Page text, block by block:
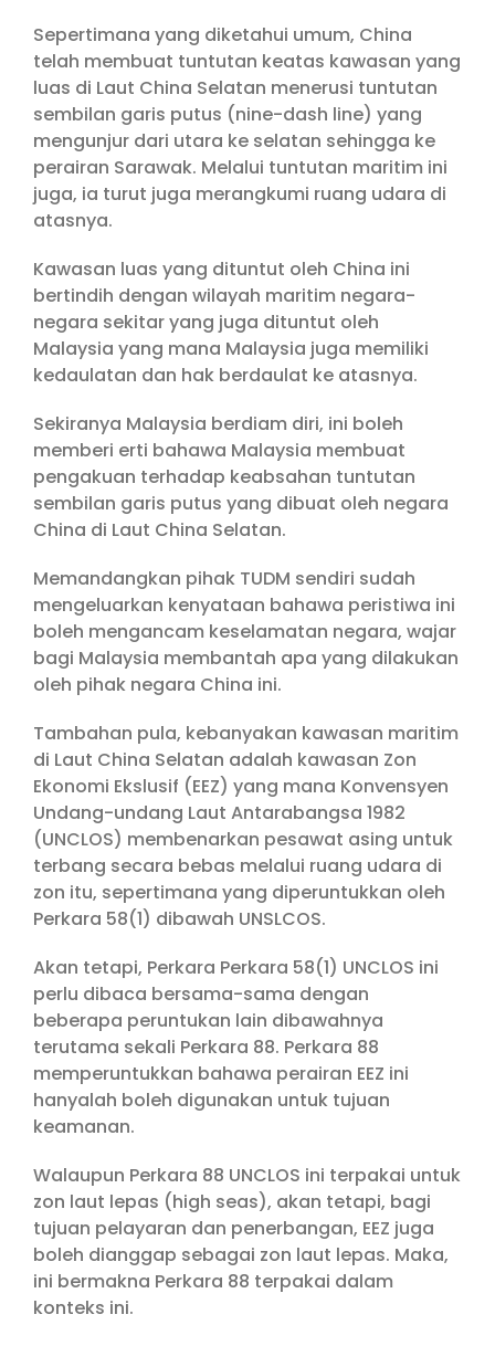
Sepertimana yang diketahui umum, China
telah membuat tuntutan keatas kawasan yang
luas di Laut China Selatan menerusi tuntutan
sembilan garis putus (nine-dash line) yang
mengunjur dari utara ke selatan sehingga ke
perairan Sarawak. Melalui tuntutan maritim ini
juga, ia turut juga merangkumi ruang udara di
atasnya.
Kawasan luas yang dituntut oleh China ini
bertindih dengan wilayah maritim negara-
negara sekitar yang juga dituntut oleh
Malaysia yang mana Malaysia juga memiliki
kedaulatan dan hak berdaulat ke atasnya.
Sekiranya Malaysia berdiam diri, ini boleh
memberi erti bahawa Malaysia membuat
pengakuan terhadap keabsahan tuntutan
sembilan garis putus yang dibuat oleh negara
China di Laut China Selatan.
Memandangkan pihak TUDM sendiri sudah
mengeluarkan kenyataan bahawa peristiwa ini
boleh mengancam keselamatan negara, wajar
bagi Malaysia membantah apa yang dilakukan
oleh pihak negara China ini.
Tambahan pula, kebanyakan kawasan maritim
di Laut China Selatan adalah kawasan Zon
Ekonomi Ekslusif (EEZ) yang mana Konvensyen
Undang-undang Laut Antarabangsa 1982
(UNCLOS) membenarkan pesawat asing untuk
terbang secara bebas melalui ruang udara di
zon itu, sepertimana yang diperuntukkan oleh
Perkara 58(1) dibawah UNSLCOS.
Akan tetapi, Perkara Perkara 58(1) UNCLOS ini
perlu dibaca bersama-sama dengan
beberapa peruntukan lain dibawahnya
terutama sekali Perkara 88. Perkara 88
memperuntukkan bahawa perairan EEZ ini
hanyalah boleh digunakan untuk tujuan
keamanan.
Walaupun Perkara 88 UNCLOS ini terpakai untuk
zon laut lepas (high seas), akan tetapi, bagi
tujuan pelayaran dan penerbangan, EEZ juga
boleh dianggap sebagai zon laut lepas. Maka,
ini bermakna Perkara 88 terpakai dalam
konteks ini.